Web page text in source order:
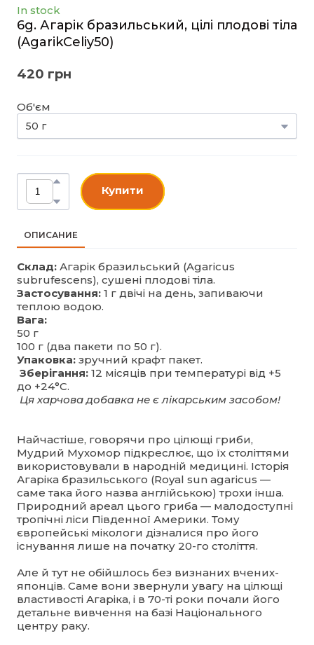
In stock
6g. Агарік бразильський, цілі плодові тіла
(AgarikCeliy50)
420 грн
Об'єм
Купити
ОПИСАНИЕ
Склад: Агарік бразильський (Agaricus
subrufescens), сушені плодові тіла.
Застосування: 1 г двічі на день, запиваючи
теплою водою.
Вага:
50 г
100 г (два пакети по 50 г).
Упаковка: зручний крафт пакет.
Зберігання: 12 місяців при температурі від +5
до +24°С.
Ця харчова добавка не є лікарським засобом!
Найчастіше, говорячи про цілющі гриби,
Мудрий Мухомор підкреслює, що їх століттями
використовували в народній медицині. Історія
Агаріка бразильського (Royal sun agaricus —
саме така його назва англійською) трохи інша.
Природний ареал цього гриба — малодоступні
тропічні ліси Південної Америки. Тому
європейські мікологи дізналися про його
існування лише на початку 20-го століття.
Але й тут не обійшлось без визнаних вчених-
японців. Саме вони звернули увагу на цілющі
властивості Агаріка, і в 70-ті роки почали його
детальне вивчення на базі Національного
центру раку.